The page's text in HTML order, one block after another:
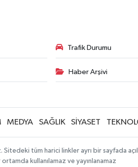
Trafik Durumu
Haber Arşivi
MEDYA SAĞLIK SİYASET
tüm harici linkler ayrı bir sayfada
kullanılamaz ve yayınlanamaz